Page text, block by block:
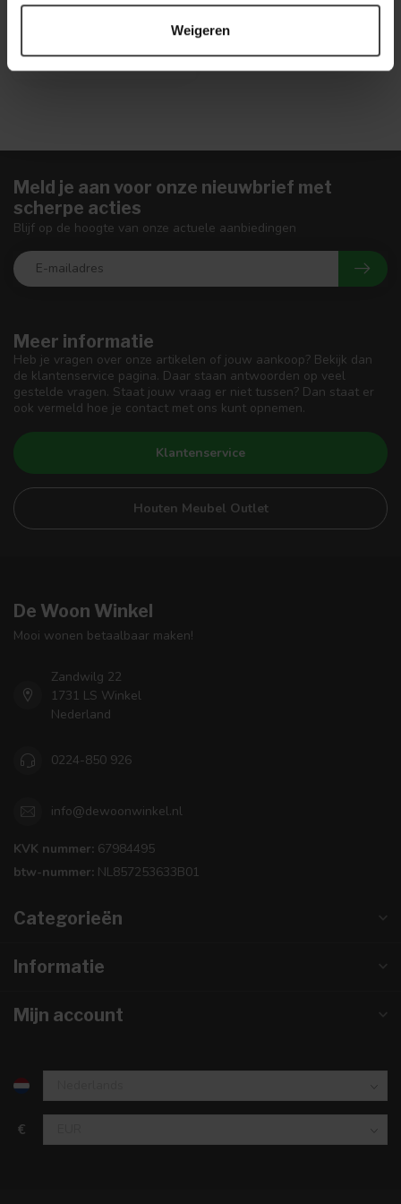
Weigeren
Op voorraad
Meer informatie
Heb je vragen over onze artikelen of jouw aankoop? Bekijk dan
de klantenservice pagina. Daar staan antwoorden op veel
gestelde vragen. Staat jouw vraag er niet tussen? Dan staat er
ook vermeld hoe je contact met ons kunt opnemen.
Klantenservice
Houten Meubel Outlet
Meld je aan voor onze nieuwbrief met
scherpe acties
Blijf op de hoogte van onze actuele aanbiedingen
De Woon Winkel
Mooi wonen betaalbaar maken!
Zandwilg 22
1731 LS Winkel
Nederland
0224-850 926
info@dewoonwinkel.nl
KVK nummer: 67984495
btw-nummer: NL857253633B01
Categorieën
Informatie
Mijn account
€